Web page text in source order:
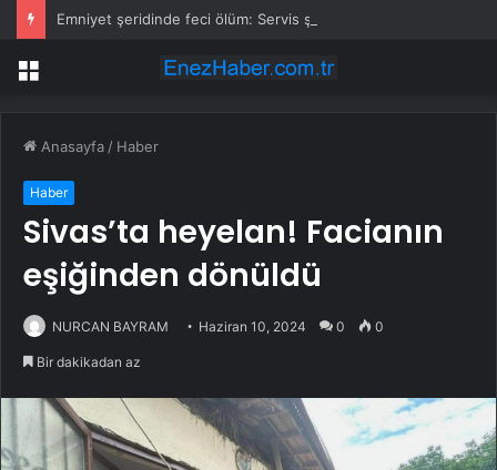
Menü
Anasayfa / Haber
Haber
Sivas’ta heyelan! Facianın
eşiğinden dönüldü
NURCAN BAYRAM Haziran 10, 2024 0 0
Bir dakikadan az